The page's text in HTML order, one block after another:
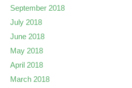
September 2018
July 2018
June 2018
May 2018
April 2018
March 2018